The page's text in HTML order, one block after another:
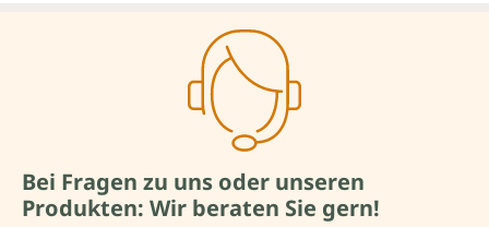
Bei Fragen zu uns oder unseren
Produkten: Wir beraten Sie gern!